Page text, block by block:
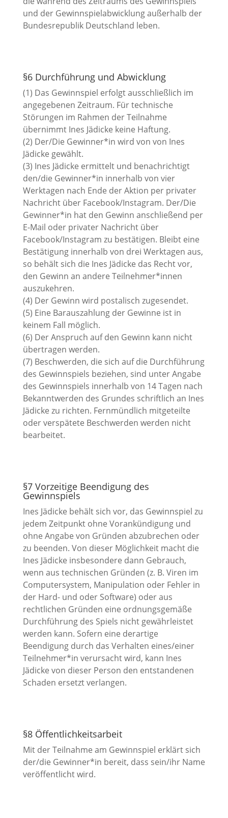
und der Gewinnspielabwicklung außerhalb der
Bundesrepublik Deutschland leben.
§6 Durchführung und Abwicklung
(1) Das Gewinnspiel erfolgt ausschließlich im
angegebenen Zeitraum. Für technische
Störungen im Rahmen der Teilnahme
übernimmt Ines Jädicke keine Haftung.
(2) Der/Die Gewinner*in wird von von Ines
Jädicke gewählt.
(3) Ines Jädicke ermittelt und benachrichtigt
den/die Gewinner*in innerhalb von vier
Werktagen nach Ende der Aktion per privater
Nachricht über Facebook/Instagram. Der/Die
Gewinner*in hat den Gewinn anschließend per
E-Mail oder privater Nachricht über
Facebook/Instagram zu bestätigen. Bleibt eine
Bestätigung innerhalb von drei Werktagen aus,
so behält sich die Ines Jädicke das Recht vor,
den Gewinn an andere Teilnehmer*innen
auszukehren.
(4) Der Gewinn wird postalisch zugesendet.
(5) Eine Barauszahlung der Gewinne ist in
keinem Fall möglich.
(6) Der Anspruch auf den Gewinn kann nicht
übertragen werden.
(7) Beschwerden, die sich auf die Durchführung
des Gewinnspiels beziehen, sind unter Angabe
des Gewinnspiels innerhalb von 14 Tagen nach
Bekanntwerden des Grundes schriftlich an Ines
Jädicke zu richten. Fernmündlich mitgeteilte
oder verspätete Beschwerden werden nicht
bearbeitet.
§7 Vorzeitige Beendigung des
Gewinnspiels
Ines Jädicke behält sich vor, das Gewinnspiel zu
jedem Zeitpunkt ohne Vorankündigung und
ohne Angabe von Gründen abzubrechen oder
zu beenden. Von dieser Möglichkeit macht die
Ines Jädicke insbesondere dann Gebrauch,
wenn aus technischen Gründen (z. B. Viren im
Computersystem, Manipulation oder Fehler in
der Hard- und oder Software) oder aus
rechtlichen Gründen eine ordnungsgemäße
Durchführung des Spiels nicht gewährleistet
werden kann. Sofern eine derartige
Beendigung durch das Verhalten eines/einer
Teilnehmer*in verursacht wird, kann Ines
Jädicke von dieser Person den entstandenen
Schaden ersetzt verlangen.
§8 Öffentlichkeitsarbeit
Mit der Teilnahme am Gewinnspiel erklärt sich
der/die Gewinner*in bereit, dass sein/ihr Name
veröffentlicht wird.